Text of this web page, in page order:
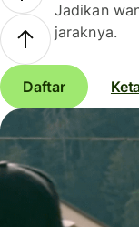
Jadikan
jaraknya.
Daftar